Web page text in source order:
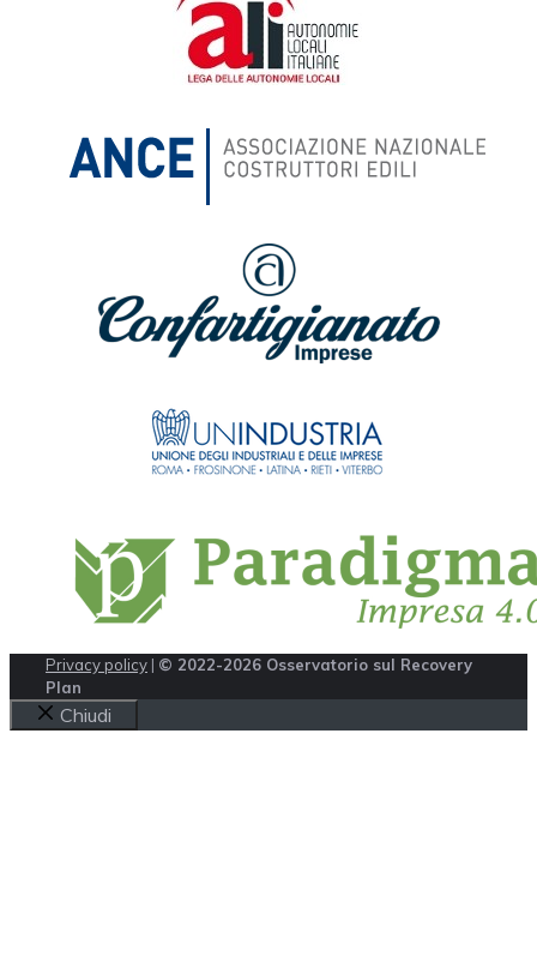
Privacy policy | © 2022-2026 Osservatorio sul Recovery
Plan
Chiudi